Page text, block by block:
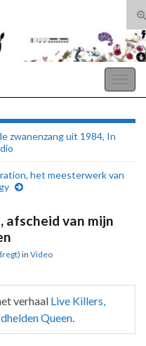
zwanenzang uit 1984, In
het meesterwerk van
afscheid van mijn
in Video
verhaal Live Killers,
Queen.